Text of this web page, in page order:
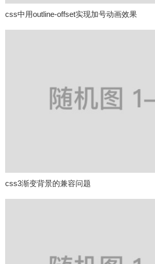
css中用outline-offset实现加号动画效果
css3渐变背景的兼容问题